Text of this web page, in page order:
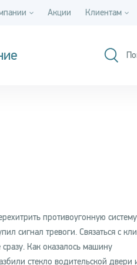
Акции Клиентам
противоугонную
сигнал тревоги. Связаться с
Как оказалось машину
стекло водительской двери